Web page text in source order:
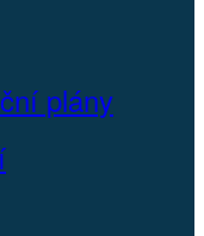
plány